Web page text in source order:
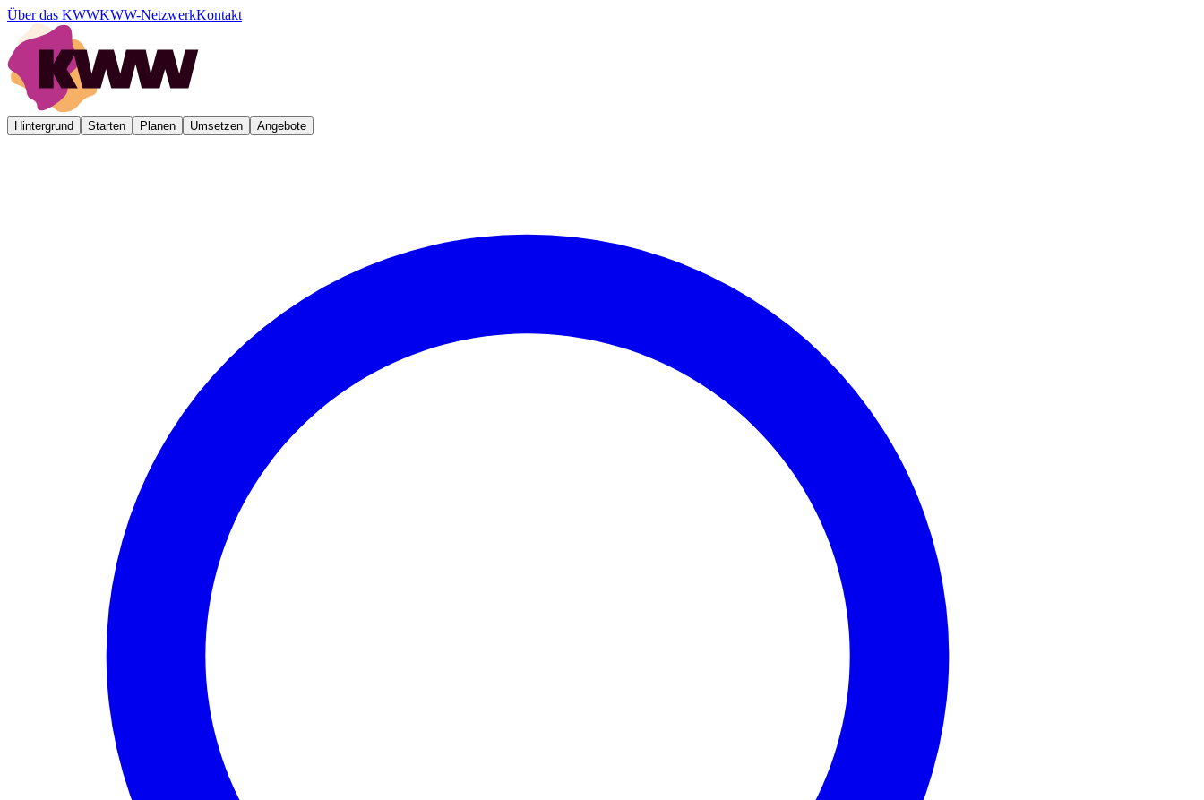
Über das KWWKWW-NetzwerkKontakt
Hintergrund Starten Planen Umsetzen Angebote